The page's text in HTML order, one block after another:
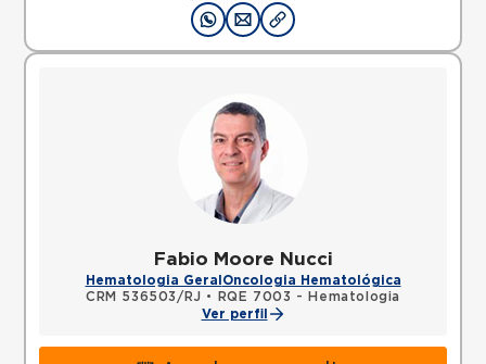
Fabio Moore Nucci
Hematologia Geral Oncologia Hematológica
CRM 536503/RJ •
RQE 7003 - Hematologia
Ver perfil